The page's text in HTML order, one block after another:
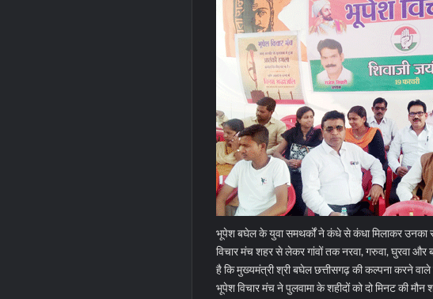
भूपेश बघेल के युवा समथर्कों ने कंधे से कंधा मिलाकर उनका
विचार मंच शहर से लेकर गांवों तक नरवा, गरुवा, घुरवा
है कि मुख्यमंत्री श्री बघेल छत्तीसगढ़ की कल्पना करने
भूपेश विचार मंच ने पुलवामा के शहीदों को दो मिनट की